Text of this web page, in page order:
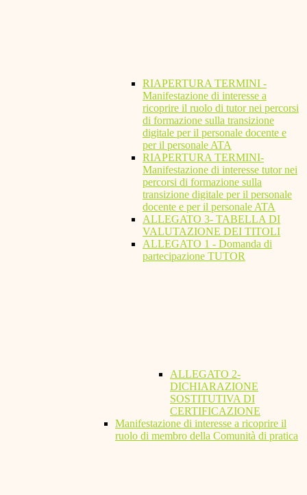
RIAPERTURA TERMINI -
Manifestazione di interesse a
ricoprire il ruolo di tutor nei percorsi
di formazione sulla transizione
digitale per il personale docente e
per il personale ATA
RIAPERTURA TERMINI-
Manifestazione di interesse tutor nei
percorsi di formazione sulla
transizione digitale per il personale
docente e per il personale ATA
ALLEGATO 3- TABELLA DI
VALUTAZIONE DEI TITOLI
ALLEGATO 1 - Domanda di
partecipazione TUTOR
ALLEGATO 2-
DICHIARAZIONE
SOSTITUTIVA DI
CERTIFICAZIONE
Manifestazione di interesse a ricoprire il
ruolo di membro della Comunità di pratica